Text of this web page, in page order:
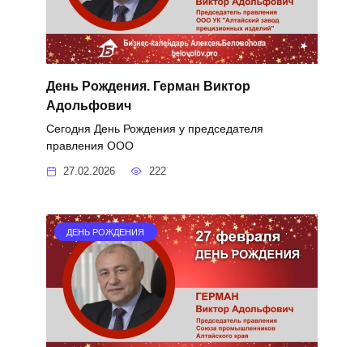
День Рождения. Герман Виктор
Адольфович
Сегодня День Рождения у председателя
правления ООО
27.02.2026 222
ДЕНЬ РОЖДЕНИЯ